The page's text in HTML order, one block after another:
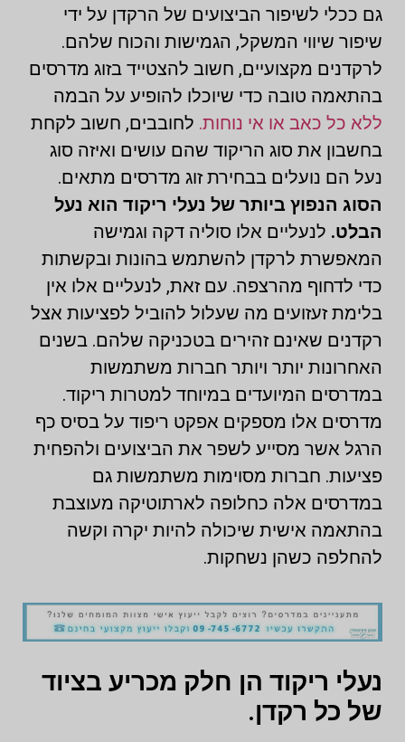
גם ככלי לשיפור הביצועים של הרקדן על ידי
שיפור שיווי המשקל, הגמישות והכוח שלהם.
לרקדנים מקצועיים, חשוב להצטייד בזוג מדרסים
בהתאמה טובה כדי שיוכלו להופיע על הבמה
ללא כל כאב או אי נוחות. לחובבים, חשוב לקחת
בחשבון את סוג הריקוד שהם עושים ואיזה סוג
נעל הם נועלים בבחירת זוג מדרסים מתאים.
הסוג הנפוץ ביותר של נעלי ריקוד הוא נעל
הבלט. לנעליים אלו סוליה דקה וגמישה
המאפשרת לרקדן להשתמש בהונות ובקשתות
כדי לדחוף מהרצפה. עם זאת, לנעליים אלו אין
בלימת זעזועים מה שעלול להוביל לפציעות אצל
רקדנים שאינם זהירים בטכניקה שלהם. בשנים
האחרונות יותר ויותר חברות משתמשות
במדרסים המיועדים במיוחד למטרות ריקוד.
מדרסים אלו מספקים אפקט ריפוד על בסיס כף
הרגל אשר מסייע לשפר את הביצועים ולהפחית
פציעות. חברות מסוימות משתמשות גם
במדרסים אלה כחלופה לארתוטיקה מעוצבת
בהתאמה אישית שיכולה להיות יקרה וקשה
להחלפה כשהן נשחקות.
נעלי ריקוד הן חלק מכריע בציוד
של כל רקדן.